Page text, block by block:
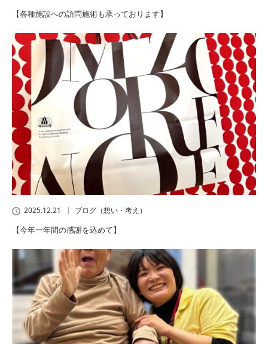
【各種施設への訪問施術も承っております】
2025.12.21 ブログ（想い・考え）
【今年一年間の感謝を込めて】